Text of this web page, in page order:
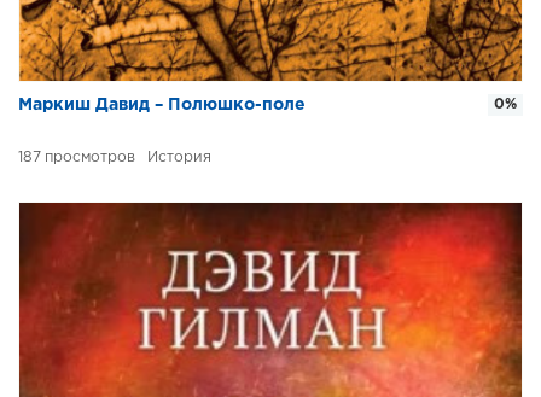
Маркиш Давид – Полюшко-поле
187 История
0%